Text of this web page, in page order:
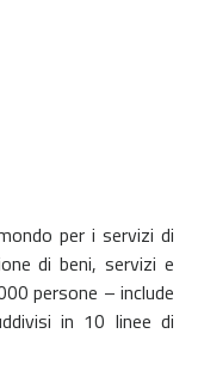
per i servizi di
di beni, servizi e
persone – include
in 10 linee di